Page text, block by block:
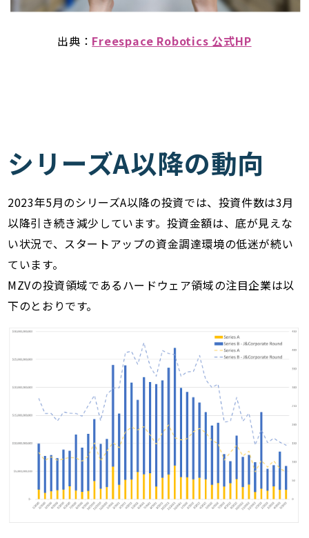
出典： Freespace Robotics 公式HP
シリーズA以降の動向
2023年5月のシリーズA以降の投資では、投資件数は3月
以降引き続き減少しています。投資金額は、底が見えな
い状況で、スタートアップの資金調達環境の低迷が続い
ています。
MZVの投資領域であるハードウェア領域の注目企業は以
下のとおりです。